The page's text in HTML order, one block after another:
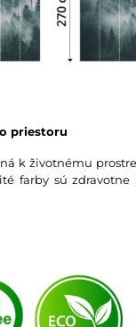
priestoru
k životnému
farby sú